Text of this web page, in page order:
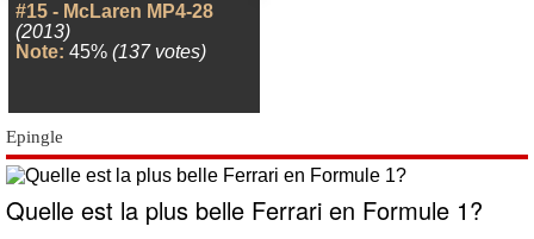
#15 - McLaren MP4-28
(2013)
Note: 45% (137 votes)
Epingle
Quelle est la plus belle Ferrari en Formule 1?